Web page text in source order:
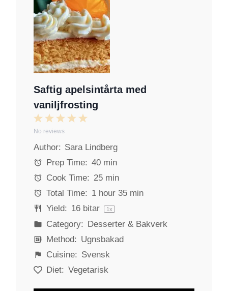
Saftig apelsintårta med
vaniljfrosting
5
t
a
r
4
t
a
r
s
3
t
a
r
s
2
S
t
a
r
s
1
S
t
a
No reviews
Author: Sara Lindberg
Prep Time: 40 min
Cook Time: 25 min
Total Time: 1 hour 35 min
Yield: 16bitar 1x
Category: Desserter & Bakverk
Method: Ugnsbakad
Cuisine: Svensk
Diet: Vegetarisk